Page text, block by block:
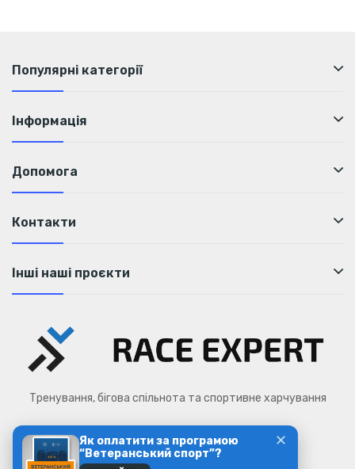
Популярні категорії
Інформація
Допомога
Контакти
Інші наші проєкти
Тренування, бігова спільнота та спортивне харчування
Race Expert © 2026 ✕
Як оплатити за програмою
“Ветеранський спорт”?